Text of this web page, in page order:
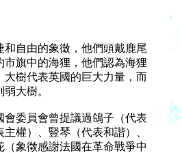
自由的象徵，他們頭戴鹿尾
旗中的海狸，他們認為海狸
樹代表英國的巨大力量，而
大樹。
委員會曾提議過鴿子（代表
權）、豎琴（代表和諧）、
象徵感謝法國在革命戰爭中